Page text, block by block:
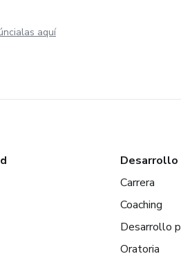
aquí
Desarrollo
Carrera
Coaching
Desarrollo
Oratoria